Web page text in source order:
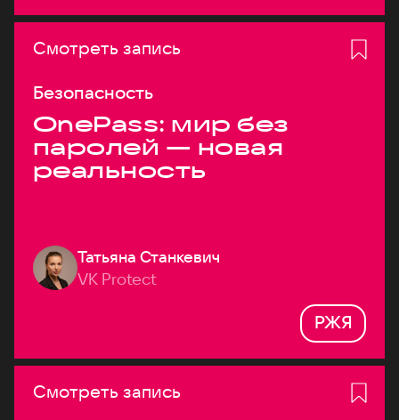
Смотреть запись
Безопасность
OnePass: мир без
паролей — новая
реальность
Татьяна Станкевич
VK Protect
РЖЯ
Смотреть запись